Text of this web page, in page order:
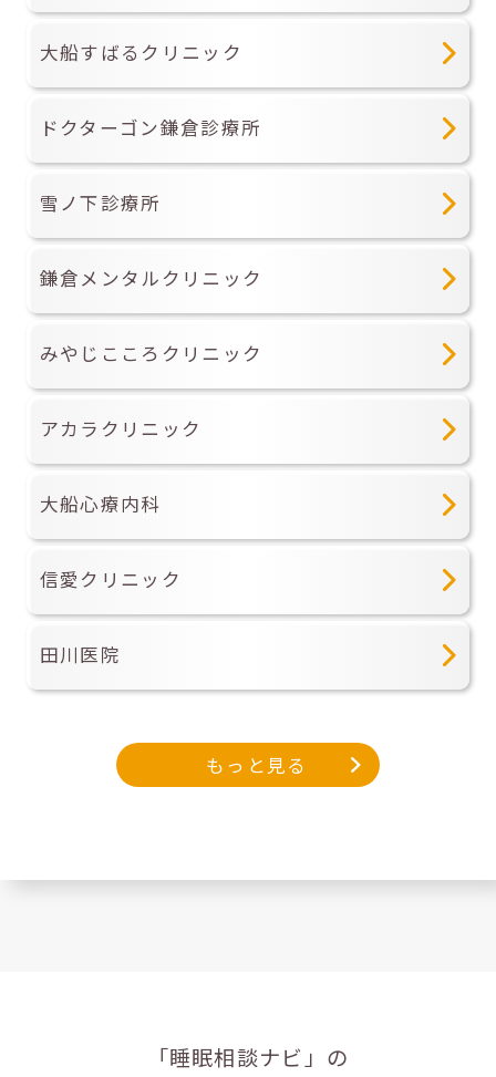
大船すばるクリニック
ドクターゴン鎌倉診療所
雪ノ下診療所
鎌倉メンタルクリニック
みやじこころクリニック
アカラクリニック
大船心療内科
信愛クリニック
田川医院
もっと見る
「睡眠相談ナビ」の